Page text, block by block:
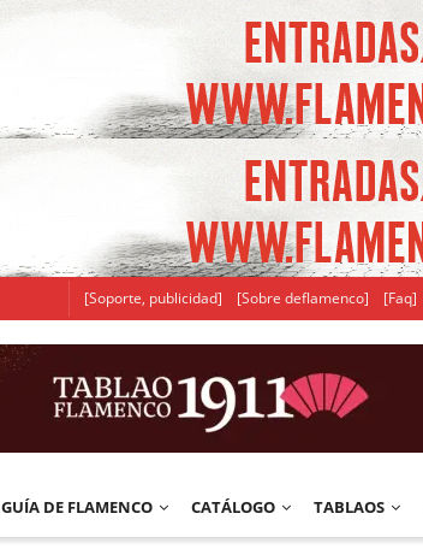
[Soporte, publicidad] [Sobre deflamenco] [Faq]
GUÍA DE FLAMENCO CATÁLOGO TABLAOS